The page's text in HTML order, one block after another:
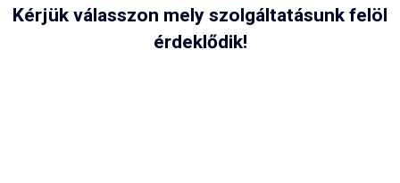
Kérjük válasszon mely szolgáltatásunk felöl
érdeklődik!